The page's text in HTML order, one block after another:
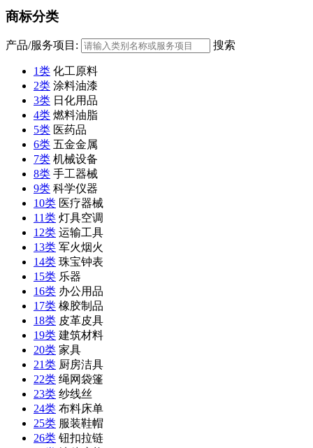
商标分类
产品/服务项目: 搜索
1类 化工原料
2类 涂料油漆
3类 日化用品
4类 燃料油脂
5类 医药品
6类 五金金属
7类 机械设备
8类 手工器械
9类 科学仪器
10类 医疗器械
11类 灯具空调
12类 运输工具
13类 军火烟火
14类 珠宝钟表
15类 乐器
16类 办公用品
17类 橡胶制品
18类 皮革皮具
19类 建筑材料
20类 家具
21类 厨房洁具
22类 绳网袋篷
23类 纱线丝
24类 布料床单
25类 服装鞋帽
26类 钮扣拉链